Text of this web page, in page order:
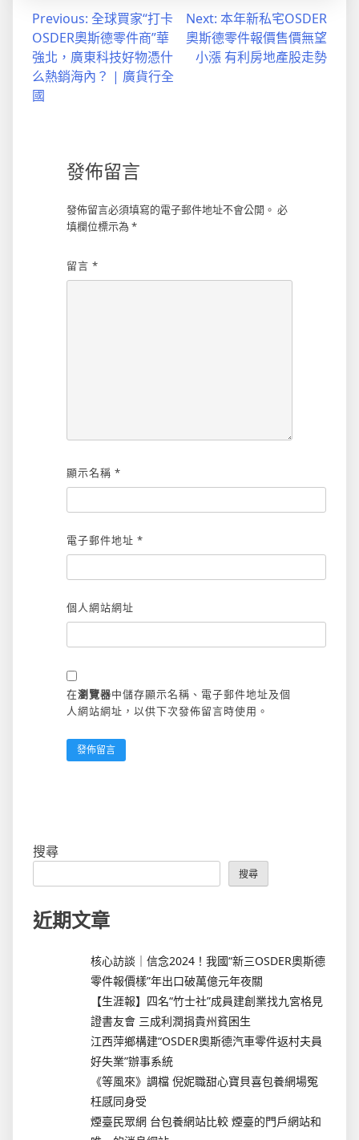
Previous: 全球買家“打卡
OSDER奧斯德零件商”華
強北，廣東科技好物憑什
么熱銷海內？ | 廣貨行全
國
Next: 本年新私宅OSDER
奧斯德零件報價售價無望
小漲 有利房地產股走勢
發佈留言
發佈留言必須填寫的電子郵件地址不會公開。 必
填欄位標示為 *
留言 *
顯示名稱 *
電子郵件地址 *
個人網站網址
在瀏覽器中儲存顯示名稱、電子郵件地址及個
人網站網址，以供下次發佈留言時使用。
搜尋
搜尋
近期文章
核心訪談｜信念2024！我國“新三OSDER奧斯德
零件報價樣”年出口破萬億元年夜關
【生涯報】四名“竹士社”成員建創業找九宮格見
證書友會 三成利潤捐貴州貧困生
江西萍鄉構建“OSDER奧斯德汽車零件返村夫員
好失業”辦事系統
《等風來》調檔 倪妮職甜心寶貝喜包養網場冤
枉感同身受
煙臺民眾網 台包養網站比較 煙臺的門戶網站和